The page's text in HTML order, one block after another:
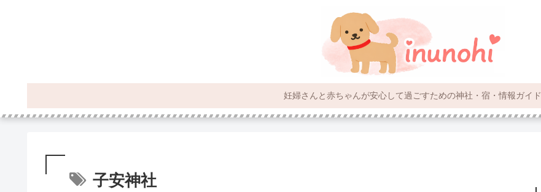
妊婦さんと赤ちゃんが安心して過ごすための神社・宿・情報ガイド
子安神社